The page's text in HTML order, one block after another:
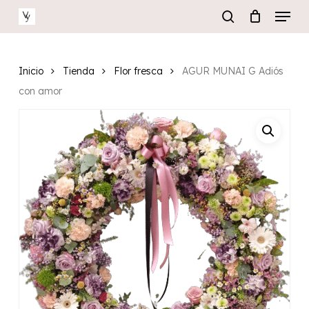
search
Menu
Inicio Tienda Flor fresca
AGUR MUNAI G Adiós
con amor